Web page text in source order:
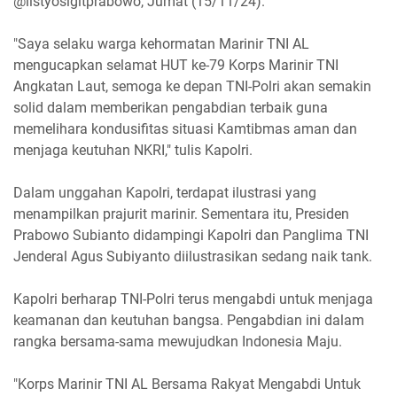
"Saya selaku warga kehormatan Marinir TNI AL
mengucapkan selamat HUT ke-79 Korps Marinir TNI
Angkatan Laut, semoga ke depan TNI-Polri akan semakin
solid dalam memberikan pengabdian terbaik guna
memelihara kondusifitas situasi Kamtibmas aman dan
menjaga keutuhan NKRI," tulis Kapolri.
Dalam unggahan Kapolri, terdapat ilustrasi yang
menampilkan prajurit marinir. Sementara itu, Presiden
Prabowo Subianto didampingi Kapolri dan Panglima TNI
Jenderal Agus Subiyanto diilustrasikan sedang naik tank.
Kapolri berharap TNI-Polri terus mengabdi untuk menjaga
keamanan dan keutuhan bangsa. Pengabdian ini dalam
rangka bersama-sama mewujudkan Indonesia Maju.
"Korps Marinir TNI AL Bersama Rakyat Mengabdi Untuk